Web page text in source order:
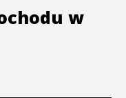
w